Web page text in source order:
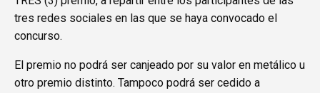
tres redes sociales en las que se haya convocado el
concurso.
El premio no podrá ser canjeado por su valor en metálico u
otro premio distinto. Tampoco podrá ser cedido a